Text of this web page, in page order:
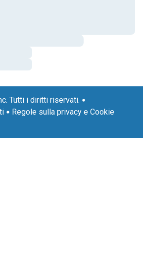
Tutti i diritti riservati.
Regole sulla privacy e Cookie